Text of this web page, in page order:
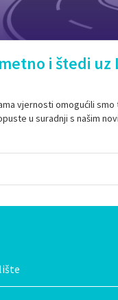
i štedi uz
vjernosti omogućili smo
u suradnji s našim